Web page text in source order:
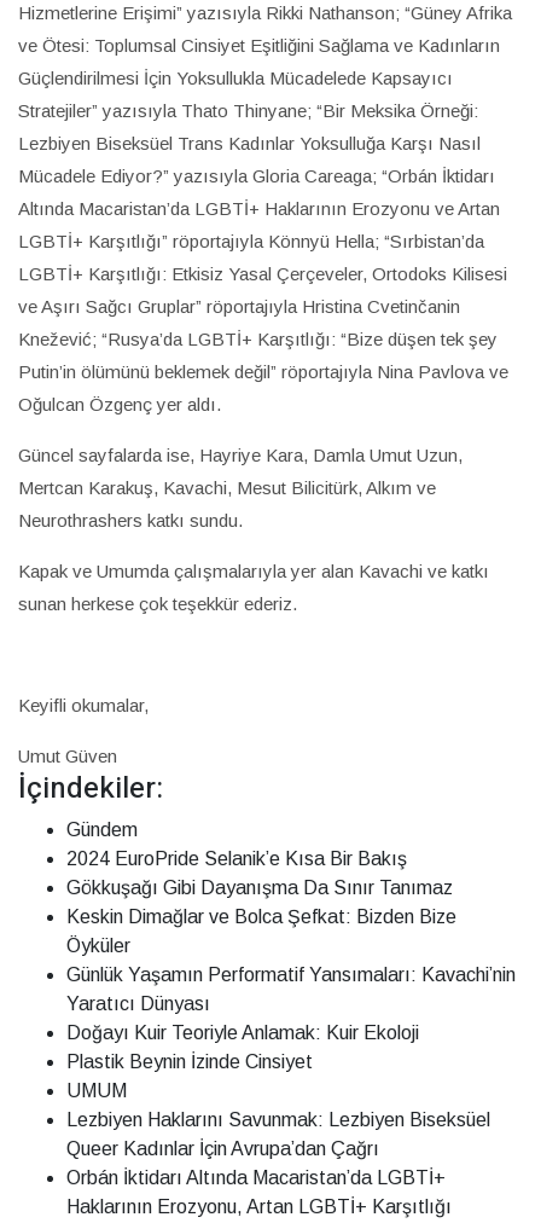
Hizmetlerine Erişimi” yazısıyla Rikki Nathanson; “Güney Afrika
ve Ötesi: Toplumsal Cinsiyet Eşitliğini Sağlama ve Kadınların
Güçlendirilmesi İçin Yoksullukla Mücadelede Kapsayıcı
Stratejiler” yazısıyla Thato Thinyane; “Bir Meksika Örneği:
Lezbiyen Biseksüel Trans Kadınlar Yoksulluğa Karşı Nasıl
Mücadele Ediyor?” yazısıyla Gloria Careaga; “Orbán İktidarı
Altında Macaristan’da LGBTİ+ Haklarının Erozyonu ve Artan
LGBTİ+ Karşıtlığı” röportajıyla Könnyü Hella; “Sırbistan’da
LGBTİ+ Karşıtlığı: Etkisiz Yasal Çerçeveler, Ortodoks Kilisesi
ve Aşırı Sağcı Gruplar” röportajıyla Hristina Cvetinčanin
Knežević; “Rusya’da LGBTİ+ Karşıtlığı: “Bize düşen tek şey
Putin’in ölümünü beklemek değil” röportajıyla Nina Pavlova ve
Oğulcan Özgenç yer aldı.
Güncel sayfalarda ise, Hayriye Kara, Damla Umut Uzun,
Mertcan Karakuş, Kavachi, Mesut Bilicitürk, Alkım ve
Neurothrashers katkı sundu.
Kapak ve Umumda çalışmalarıyla yer alan Kavachi ve katkı
sunan herkese çok teşekkür ederiz.
Keyifli okumalar,
Umut Güven
İçindekiler:
Gündem
2024 EuroPride Selanik’e Kısa Bir Bakış
Gökkuşağı Gibi Dayanışma Da Sınır Tanımaz
Keskin Dimağlar ve Bolca Şefkat: Bizden Bize
Öyküler
Günlük Yaşamın Performatif Yansımaları: Kavachi’nin
Yaratıcı Dünyası
Doğayı Kuir Teoriyle Anlamak: Kuir Ekoloji
Plastik Beynin İzinde Cinsiyet
UMUM
Lezbiyen Haklarını Savunmak: Lezbiyen Biseksüel
Queer Kadınlar İçin Avrupa’dan Çağrı
Orbán İktidarı Altında Macaristan’da LGBTİ+
Haklarının Erozyonu, Artan LGBTİ+ Karşıtlığı